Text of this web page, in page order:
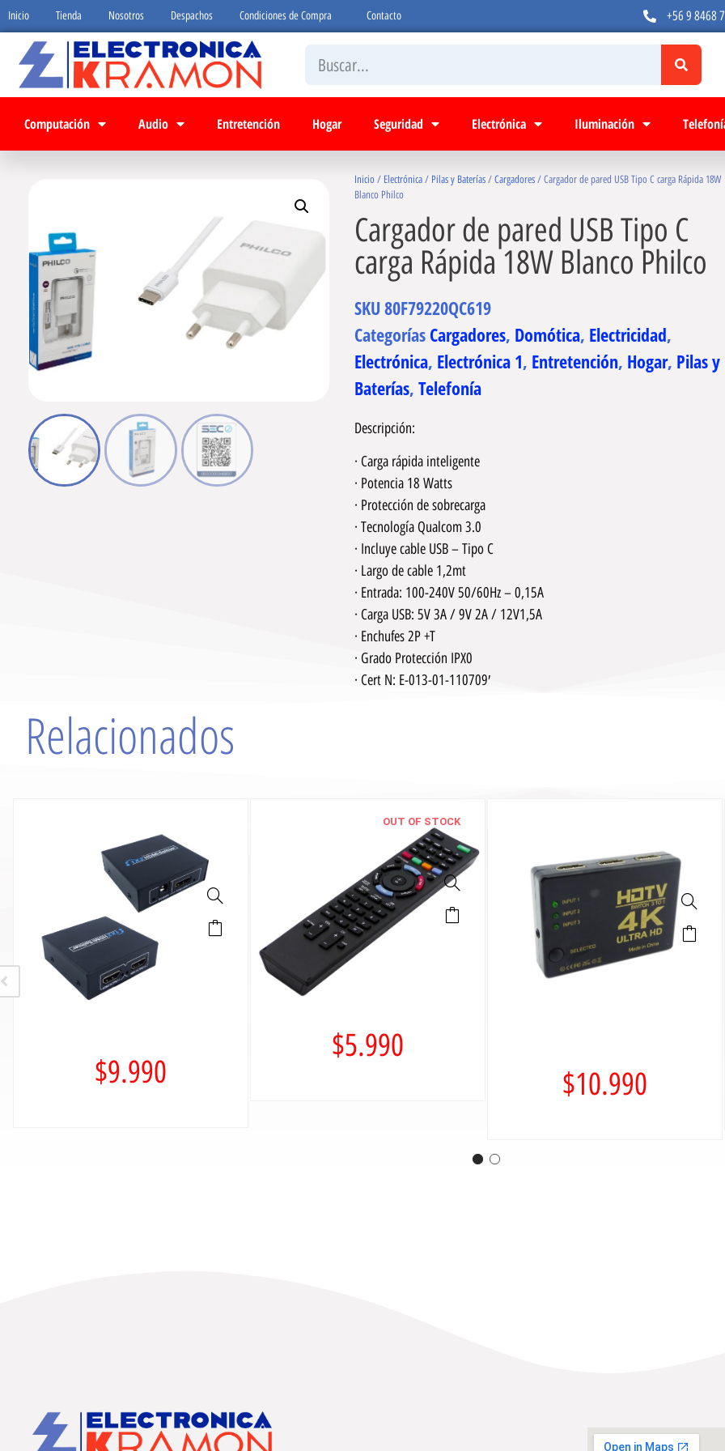
Inicio Tienda Nosotros Despachos Condiciones de Compra Contacto +56 9 8468
Computación Audio Entretención Hogar Seguridad Electrónica Iluminación
Inicio / Electrónica / Pilas y Baterías /Cargadores / Cargador de pared USB Tipo C carga Rápida 18W
Blanco Philco
Cargador de pared USB Tipo C
carga Rápida 18W Blanco Philco
SKU80F79220QC619
Categorías Cargadores, Domótica, Electricidad,
Electrónica, Electrónica 1, Entretención, Hogar, Pilas y
Baterías,Telefonía
Descripción:
· Carga rápida inteligente
· Potencia 18 Watts
· Protección de sobrecarga
· Tecnología Qualcom 3.0
· Incluye cable USB – Tipo C
· Largo de cable 1,2mt
· Entrada: 100-240V 50/60Hz – 0,15A
· Carga USB: 5V 3A / 9V 2A / 12V1,5A
· Enchufes 2P +T
· Grado Protección IPX0
· Cert N: E-013-01-110709′
Relacionados
$9.990
OUT OF STOCK
$5.990
$10.990